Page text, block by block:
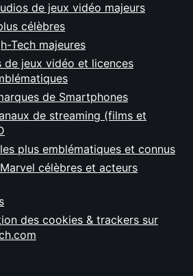
de jeux vidéo majeurs
célèbres
Tech majeures
de jeux vidéo et licences
de Smartphones
de streaming (films et
plus emblématiques et connus
célèbres et acteurs
des cookies & trackers sur